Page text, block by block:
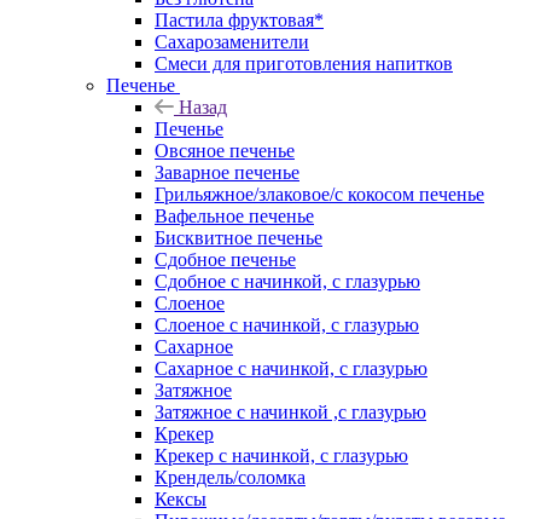
Пастила фруктовая*
Сахарозаменители
Смеси для приготовления напитков
Печенье
Назад
Печенье
Овсяное печенье
Заварное печенье
Грильяжное/злаковое/с кокосом печенье
Вафельное печенье
Бисквитное печенье
Сдобное печенье
Сдобное с начинкой, с глазурью
Слоеное
Слоеное с начинкой, с глазурью
Сахарное
Сахарное с начинкой, с глазурью
Затяжное
Затяжное с начинкой ,с глазурью
Крекер
Крекер с начинкой, с глазурью
Крендель/соломка
Кексы